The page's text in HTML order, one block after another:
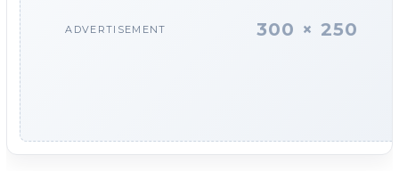
ADVERTISEMENT 300 × 250